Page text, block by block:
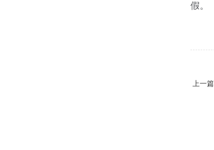
假。
上一篇